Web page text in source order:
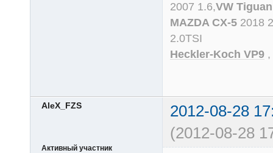
2007 1.6,VW
MAZDA CX-5 2018
2.0TSI
Heckler-Koch VP9 ,
AleX_FZS
2012-08-28
(2012-08-28
Активный участник